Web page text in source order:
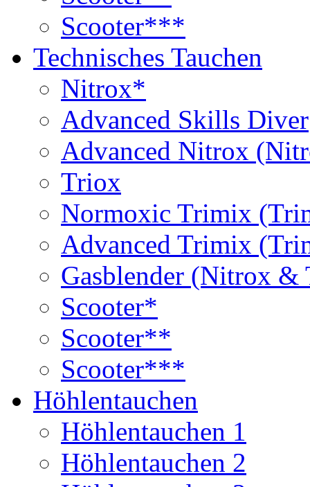
Scooter***
Technisches Tauchen
Nitrox*
Advanced Skills Diver
Advanced Nitrox
Triox
Normoxic Trimix
Advanced Trimix
Gasblender (Nitrox
Scooter*
Scooter**
Scooter***
Höhlentauchen
Höhlentauchen 1
Höhlentauchen 2